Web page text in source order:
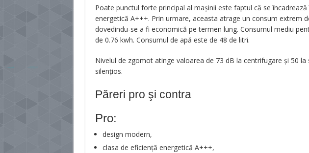
Poate punctul forte principal al mașinii este faptul că se
energetică A+++. Prin urmare, aceasta atrage un consum extrem
dovedindu-se a fi economică pe termen lung. Consumul mediu
de 0.76 kwh. Consumul de apă este de 48 de litri.
Nivelul de zgomot atinge valoarea de 73 dB la centrifugare și 50
silențios.
Păreri pro şi contra
Pro:
design modern,
clasa de eficiență energetică A+++,